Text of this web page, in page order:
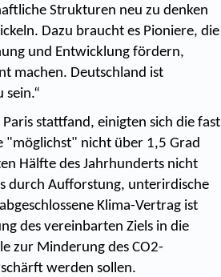
Strukturen neu zu denken
Dazu braucht es Pioniere, die
und Entwicklung fördern,
machen. Deutschland ist
stattfand, einigten sich die fast
"möglichst" nicht über 1,5 Grad
Hälfte des Jahrhunderts nicht
durch Aufforstung, unterirdische
Klima-Vertrag ist
des vereinbarten Ziels in die
zur Minderung des CO2-
werden sollen.